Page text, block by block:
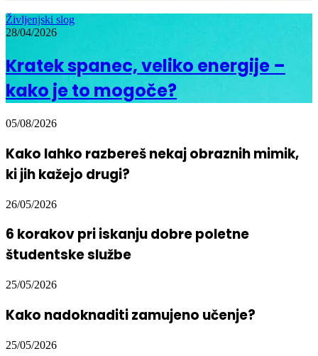
Življenjski slog
28/04/2026
Kratek spanec, veliko energije –
kako je to mogoče?
05/08/2026
Kako lahko razbereš nekaj obraznih mimik,
ki jih kažejo drugi?
26/05/2026
6 korakov pri iskanju dobre poletne
študentske službe
25/05/2026
Kako nadoknaditi zamujeno učenje?
25/05/2026